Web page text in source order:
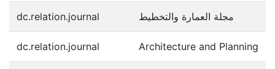
dc.relation.journal مجلة العمارة والتخطيط
dc.relation.journal Architecture and Planning